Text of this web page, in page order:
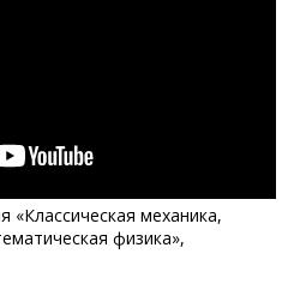
механика,
физика»,